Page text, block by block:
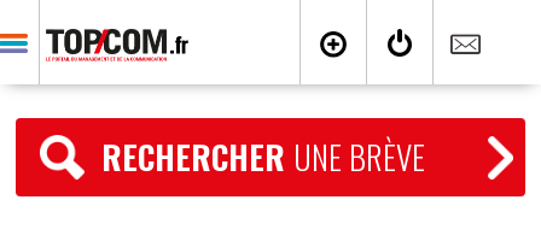
RECHERCHER UNE BRÈVE